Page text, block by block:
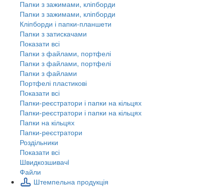
Папки з зажимами, кліпборди
Папки з зажимами, кліпборди
Кліпборди і папки-планшети
Папки з затискачами
Показати всі
Папки з файлами, портфелі
Папки з файлами, портфелі
Папки з файлами
Портфелі пластикові
Показати всі
Папки-реєстратори і папки на кільцях
Папки-реєстратори і папки на кільцях
Папки на кільцях
Папки-реєстратори
Роздільники
Показати всі
Швидкозшивачi
Файли
Штемпельна продукція